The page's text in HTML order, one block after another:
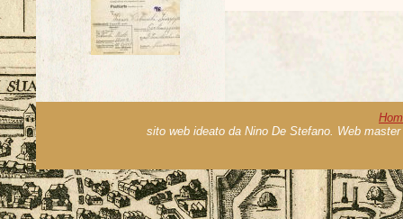
sito web ideato da Nino De Stefano. Web